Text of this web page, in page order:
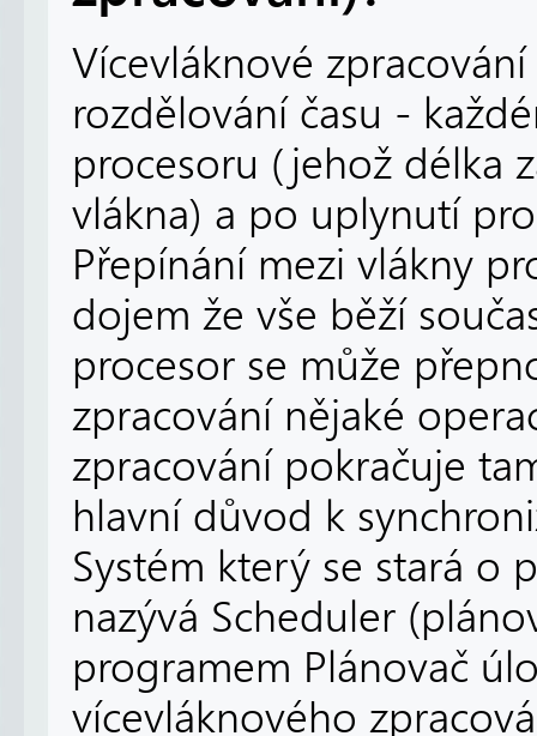
Vícevláknové
rozdělování času -
procesoru (jehož délka
vlákna) a po uplynutí
Přepínání mezi vlákny
dojem že vše běží
procesor se může
zpracování nějaké
zpracování pokračuje
hlavní důvod k
Systém který se stará o
nazývá Scheduler
programem Plánovač
vícevláknového